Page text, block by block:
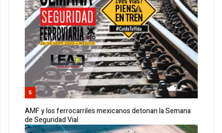
5
AMF y los ferrocarriles mexicanos detonan la Semana
de Seguridad Vial